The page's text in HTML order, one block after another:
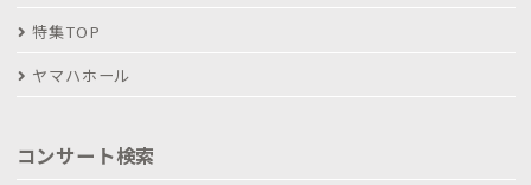
特集TOP
ヤマハホール
コンサート検索